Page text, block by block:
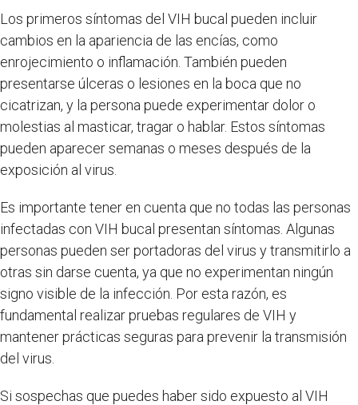
Los primeros síntomas del VIH bucal pueden incluir
cambios en la apariencia de las encías, como
enrojecimiento o inflamación. También pueden
presentarse úlceras o lesiones en la boca que no
cicatrizan, y la persona puede experimentar dolor o
molestias al masticar, tragar o hablar. Estos síntomas
pueden aparecer semanas o meses después de la
exposición al virus.
Es importante tener en cuenta que no todas las personas
infectadas con VIH bucal presentan síntomas. Algunas
personas pueden ser portadoras del virus y transmitirlo a
otras sin darse cuenta, ya que no experimentan ningún
signo visible de la infección. Por esta razón, es
fundamental realizar pruebas regulares de VIH y
mantener prácticas seguras para prevenir la transmisión
del virus.
Si sospechas que puedes haber sido expuesto al VIH